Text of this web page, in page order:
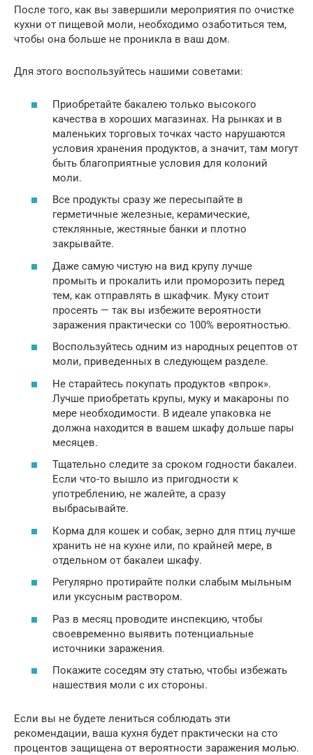
После того, как вы завершили мероприятия по очистке
кухни от пищевой моли, необходимо озаботиться тем,
чтобы она больше не проникла в ваш дом.
Для этого воспользуйтесь нашими советами:
Приобретайте бакалею только высокого
качества в хороших магазинах. На рынках и в
маленьких торговых точках часто нарушаются
условия хранения продуктов, а значит, там могут
быть благоприятные условия для колоний
моли.
Все продукты сразу же пересыпайте в
герметичные железные, керамические,
стеклянные, жестяные банки и плотно
закрывайте.
Даже самую чистую на вид крупу лучше
промыть и прокалить или проморозить перед
тем, как отправлять в шкафчик. Муку стоит
просеять — так вы избежите вероятности
заражения практически со 100% вероятностью.
Воспользуйтесь одним из народных рецептов от
моли, приведенных в следующем разделе.
Не старайтесь покупать продуктов «впрок».
Лучше приобретать крупы, муку и макароны по
мере необходимости. В идеале упаковка не
должна находится в вашем шкафу дольше пары
месяцев.
Тщательно следите за сроком годности бакалеи.
Если что-то вышло из пригодности к
употреблению, не жалейте, а сразу
выбрасывайте.
Корма для кошек и собак, зерно для птиц лучше
хранить не на кухне или, по крайней мере, в
отдельном от бакалеи шкафу.
Регулярно протирайте полки слабым мыльным
или уксусным раствором.
Раз в месяц проводите инспекцию, чтобы
своевременно выявить потенциальные
источники заражения.
Покажите соседям эту статью, чтобы избежать
нашествия моли с их стороны.
Если вы не будете лениться соблюдать эти
рекомендации, ваша кухня будет практически на сто
процентов защищена от вероятности заражения молью.